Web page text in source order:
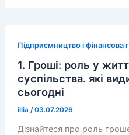
Підприємництво і фінансова
1. Гроші: роль у
суспільства. які
сьогодні
illia /03.07.2026
Дізнайтеся про роль